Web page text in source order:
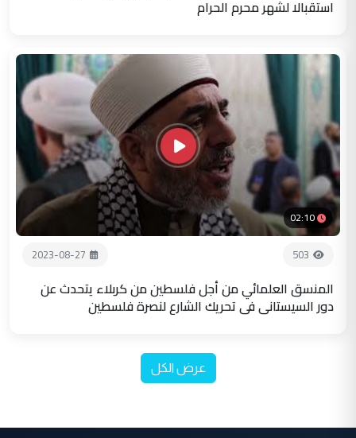
استقبالا لشهر محرم الحرام
02:10
503
2023-08-27
المنسق العلمائي من أجل فلسطين من كربلاء يتحدث عن
دور السيستاني في تحريك الشارع لنصرة فلسطين
عرض الكل